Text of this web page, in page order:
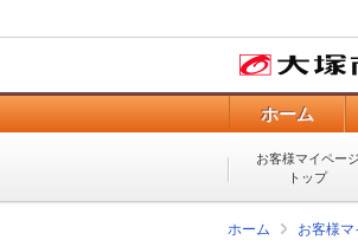
ホーム
お客様マイページ
トップ
ホーム お客様マ